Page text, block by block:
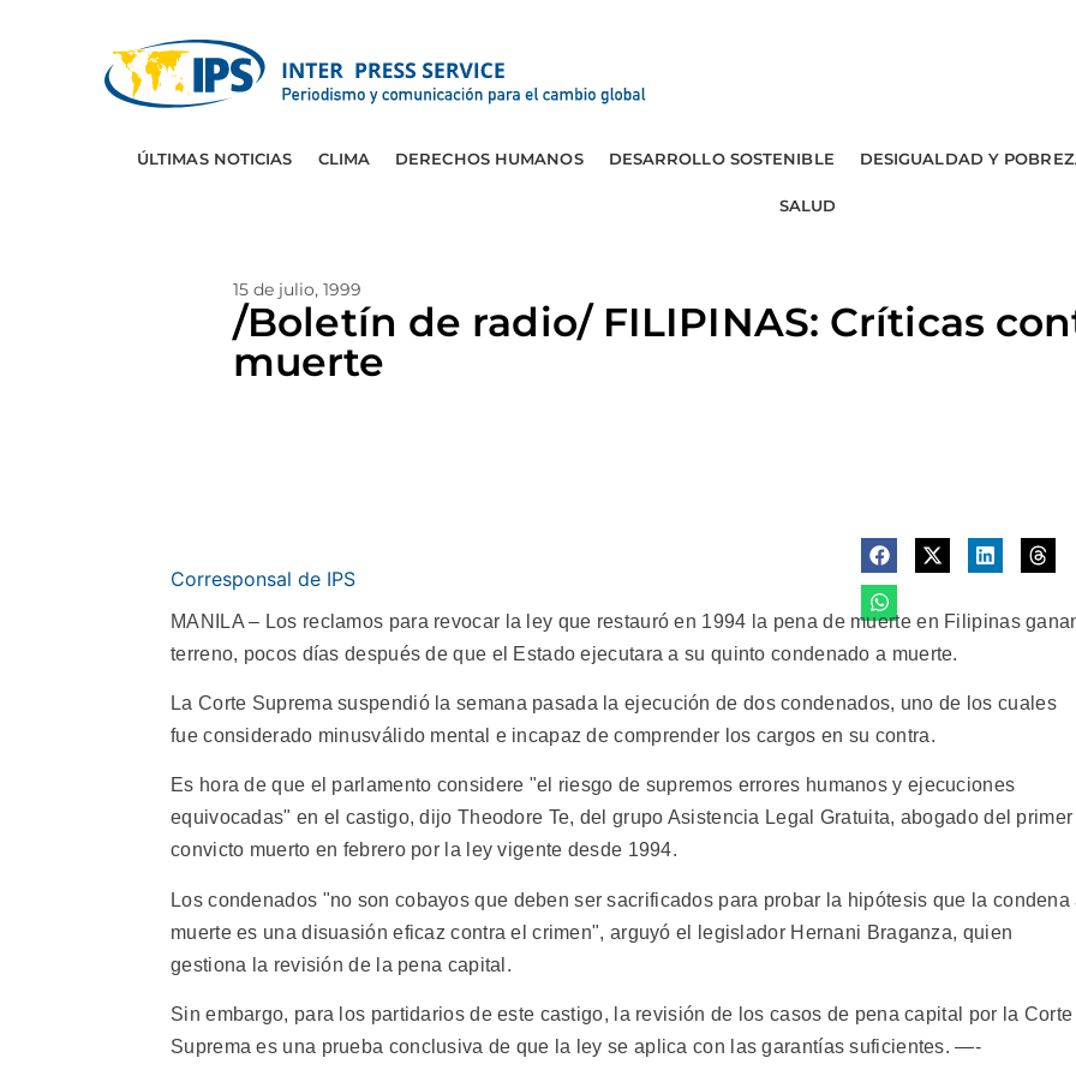
ÚLTIMAS NOTICIAS CLIMA DERECHOS HUMANOS DESARROLLO SOSTENIBLE DESIGUALDAD Y
SALUD
15 de julio, 1999
/Boletín de radio/ FILIPINAS: Críticas
muerte
Corresponsal de IPS
MANILA – Los reclamos para revocar la ley que restauró en 1994 la pena de muerte en Filipinas
terreno, pocos días después de que el Estado ejecutara a su quinto condenado a muerte.
La Corte Suprema suspendió la semana pasada la ejecución de dos condenados, uno de los cuales
fue considerado minusválido mental e incapaz de comprender los cargos en su contra.
Es hora de que el parlamento considere "el riesgo de supremos errores humanos y ejecuciones
equivocadas" en el castigo, dijo Theodore Te, del grupo Asistencia Legal Gratuita, abogado del primer
convicto muerto en febrero por la ley vigente desde 1994.
Los condenados "no son cobayos que deben ser sacrificados para probar la hipótesis que la condena
muerte es una disuasión eficaz contra el crimen", arguyó el legislador Hernani Braganza, quien
gestiona la revisión de la pena capital.
Sin embargo, para los partidarios de este castigo, la revisión de los casos de pena capital por la Corte
Suprema es una prueba conclusiva de que la ley se aplica con las garantías suficientes. —-